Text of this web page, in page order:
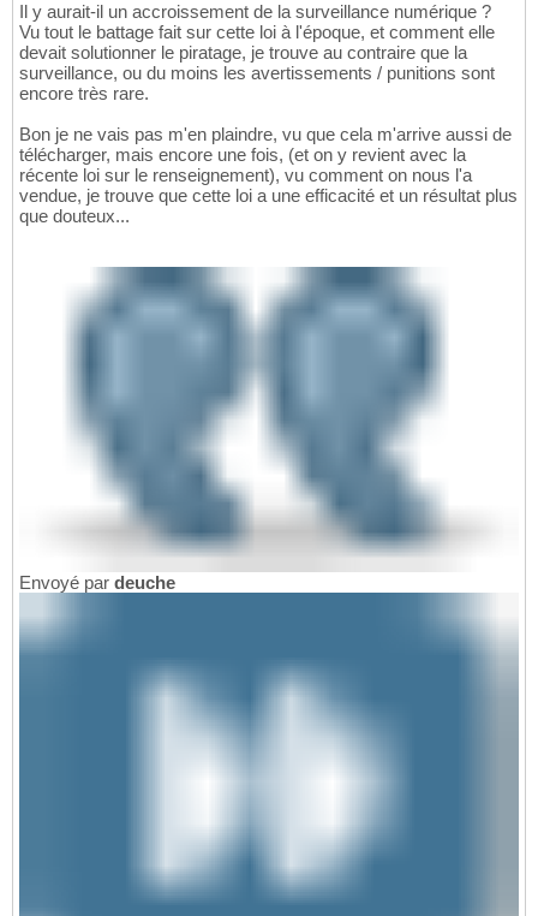
Il y aurait-il un accroissement de la surveillance numérique ?
Vu tout le battage fait sur cette loi à l'époque, et comment elle
devait solutionner le piratage, je trouve au contraire que la
surveillance, ou du moins les avertissements / punitions sont
encore très rare.
Bon je ne vais pas m'en plaindre, vu que cela m'arrive aussi de
télécharger, mais encore une fois, (et on y revient avec la
récente loi sur le renseignement), vu comment on nous l'a
vendue, je trouve que cette loi a une efficacité et un résultat plus
que douteux...
Envoyé par deuche